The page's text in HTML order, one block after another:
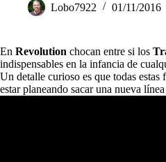
Lobo7922 01/11/2016
En Revolution chocan entre si los
indispensables en la infancia de
Un detalle curioso es que todas estas
estar planeando sacar una nueva